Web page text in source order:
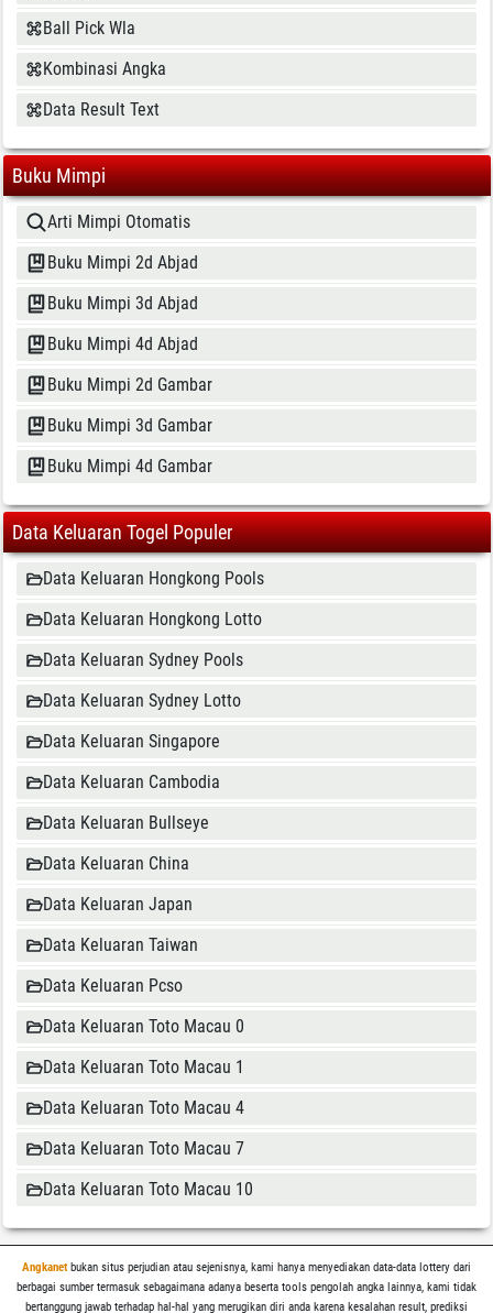
Ball Pick Wla
Kombinasi Angka
Data Result Text
Buku Mimpi
Arti Mimpi Otomatis
Buku Mimpi 2d Abjad
Buku Mimpi 3d Abjad
Buku Mimpi 4d Abjad
Buku Mimpi 2d Gambar
Buku Mimpi 3d Gambar
Buku Mimpi 4d Gambar
Data Keluaran Togel Populer
Data Keluaran Hongkong Pools
Data Keluaran Hongkong Lotto
Data Keluaran Sydney Pools
Data Keluaran Sydney Lotto
Data Keluaran Singapore
Data Keluaran Cambodia
Data Keluaran Bullseye
Data Keluaran China
Data Keluaran Japan
Data Keluaran Taiwan
Data Keluaran Pcso
Data Keluaran Toto Macau 0
Data Keluaran Toto Macau 1
Data Keluaran Toto Macau 4
Data Keluaran Toto Macau 7
Data Keluaran Toto Macau 10
Angkanetbukan situs perjudian atau sejenisnya, kami hanya menyediakan data-data lottery dari
berbagai sumber termasuk sebagaimana adanya beserta tools pengolah angka lainnya, kami tidak
bertanggung jawab terhadap hal-hal yang merugikan diri anda karena kesalahan result, prediksi